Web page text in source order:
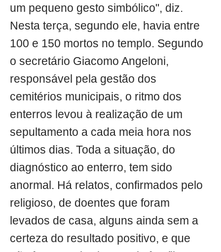
um pequeno gesto simbólico", diz.
Nesta terça, segundo ele, havia entre
100 e 150 mortos no templo. Segundo
o secretário Giacomo Angeloni,
responsável pela gestão dos
cemitérios municipais, o ritmo dos
enterros levou à realização de um
sepultamento a cada meia hora nos
últimos dias. Toda a situação, do
diagnóstico ao enterro, tem sido
anormal. Há relatos, confirmados pelo
religioso, de doentes que foram
levados de casa, alguns ainda sem a
certeza do resultado positivo, e que